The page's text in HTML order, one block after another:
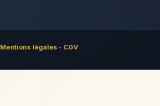
Mentions légales - CGV